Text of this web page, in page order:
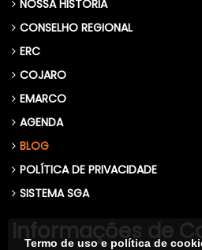
Termo de uso e política de
NOSSA HISTÓRIA
CONSELHO REGIONAL
ERC
COJARO
EMARCO
AGENDA
BLOG
POLÍTICA DE PRIVACIDADE
SISTEMA SGA
Informações de